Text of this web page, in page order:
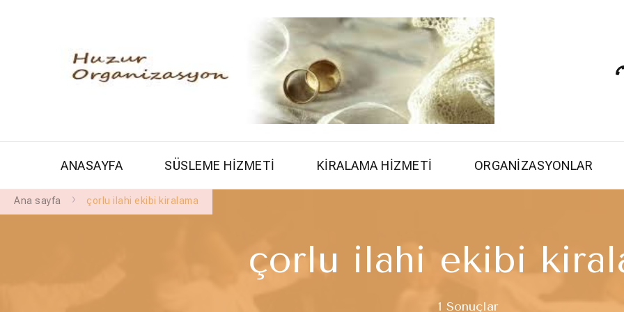
ANASAYFA SÜSLEME HİZMETİ KİRALAMA HİZMETİ ORGANİZASYONLAR
Ana sayfa çorlu ilahi ekibi kiralama
çorlu ilahi ekibi
1 Sonuçlar